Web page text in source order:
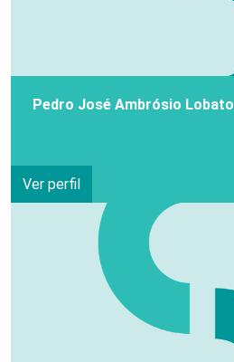
Pedro José Ambrósio Lobato
Ver perfil